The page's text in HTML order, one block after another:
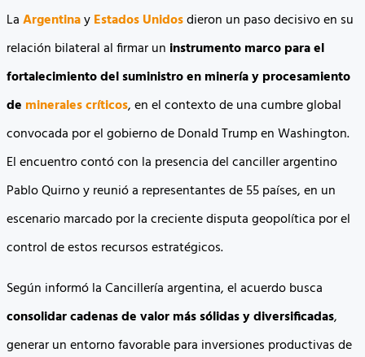
LaArgentinayEstados Unidosdieron un paso decisivo en su
relación bilateral al firmar uninstrumento marco para el
fortalecimiento del suministro en minería y procesamiento
de minerales críticos, en el contexto de una cumbre global
convocada por el gobierno de Donald Trump en Washington.
El encuentro contó con la presencia del canciller argentino
Pablo Quirno y reunió a representantes de 55 países, en un
escenario marcado por la creciente disputa geopolítica por el
control de estos recursos estratégicos.
Según informó la Cancillería argentina, el acuerdo busca
consolidar cadenas de valor más sólidas y diversificadas,
generar un entorno favorable para inversiones productivas de